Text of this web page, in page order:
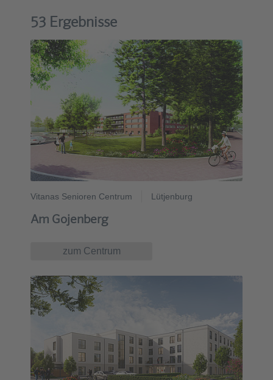
53 Ergebnisse
Vitanas Senioren Centrum Lütjenburg
Am Gojenberg
zum Centrum